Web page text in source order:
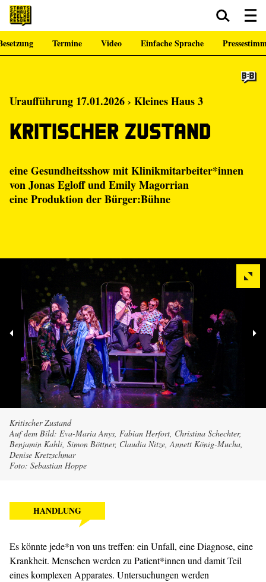
Zum Hauptinhalt springen Zum Footer springen
Termine Video Einfache Sprache
Uraufführung 17.01.2026 › Kleines Haus 3
Kritischer Zustand
eine Gesundheitsshow mit Klinikmitarbeiter*innen
vonJonas EgloffundEmily Magorrian
eine Produktion derBürger:Bühne
Kritischer Zustand
Auf dem Bild: Eva-Maria Anys, Fabian Herfort, Christina Schechter,
Benjamin Kahli, Simon Böttner, Claudia Nitze, Annett König-Mucha,
Denise Kretzschmar
Foto: Sebastian Hoppe
HANDLUNG
Es könnte jede*n von uns treffen: ein Unfall, eine Diagnose, eine
Krankheit. Menschen werden zu Patient*innen und damit Teil
eines komplexen Apparates. Untersuchungen werden